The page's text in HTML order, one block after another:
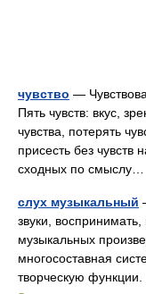
чувство —
Пять чувств: вкус,
чувства, потерять
присесть без чувств
сходных по
слух музыкальный
звуки,
музыкальных
многосоставная
творческую